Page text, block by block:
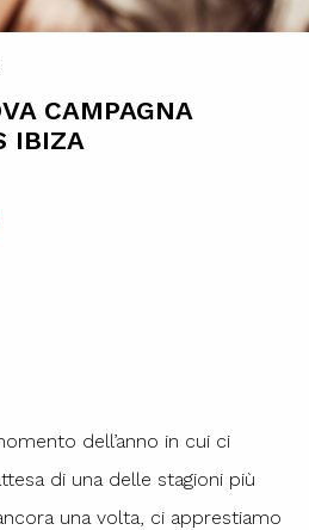
CAMPAGNA
IBIZA
dell’anno in cui ci
di una delle stagioni più
una volta, ci apprestiamo